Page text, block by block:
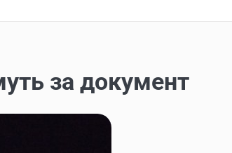
за документ